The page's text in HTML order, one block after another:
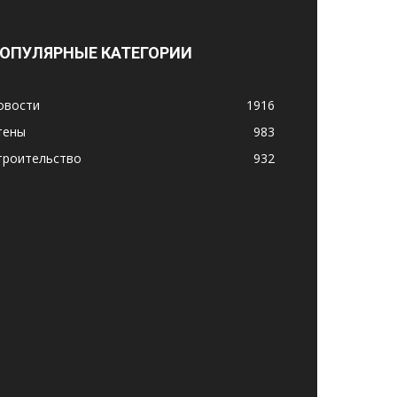
КАТЕГОРИИ
1916
983
932